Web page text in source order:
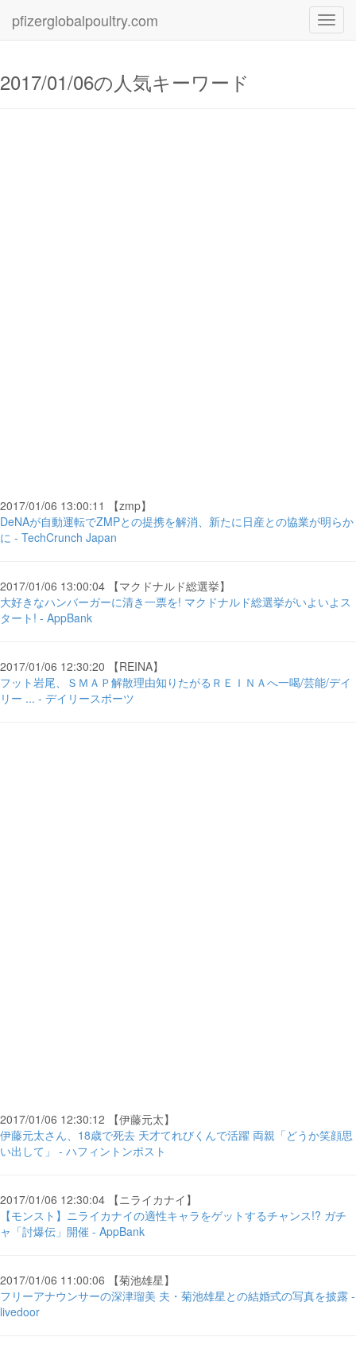
pfizerglobalpoultry.com
2017/01/06の人気キーワード
2017/01/06 13:00:11 【zmp】
DeNAが自動運転でZMPとの提携を解消、新たに日産との協業が明らか
に - TechCrunch Japan
2017/01/06 13:00:04 【マクドナルド総選挙】
大好きなハンバーガーに清き一票を! マクドナルド総選挙がいよいよス
タート! - AppBank
2017/01/06 12:30:20 【REINA】
フット岩尾、ＳＭＡＰ解散理由知りたがるＲＥＩＮＡへ一喝/芸能/デイ
リー ... - デイリースポーツ
2017/01/06 12:30:12 【伊藤元太】
伊藤元太さん、18歳で死去 天才てれびくんで活躍 両親「どうか笑顔思
い出して」 - ハフィントンポスト
2017/01/06 12:30:04 【ニライカナイ】
【モンスト】ニライカナイの適性キャラをゲットするチャンス!? ガチ
ャ「討爆伝」開催 - AppBank
2017/01/06 11:00:06 【菊池雄星】
フリーアナウンサーの深津瑠美 夫・菊池雄星との結婚式の写真を披露 -
livedoor